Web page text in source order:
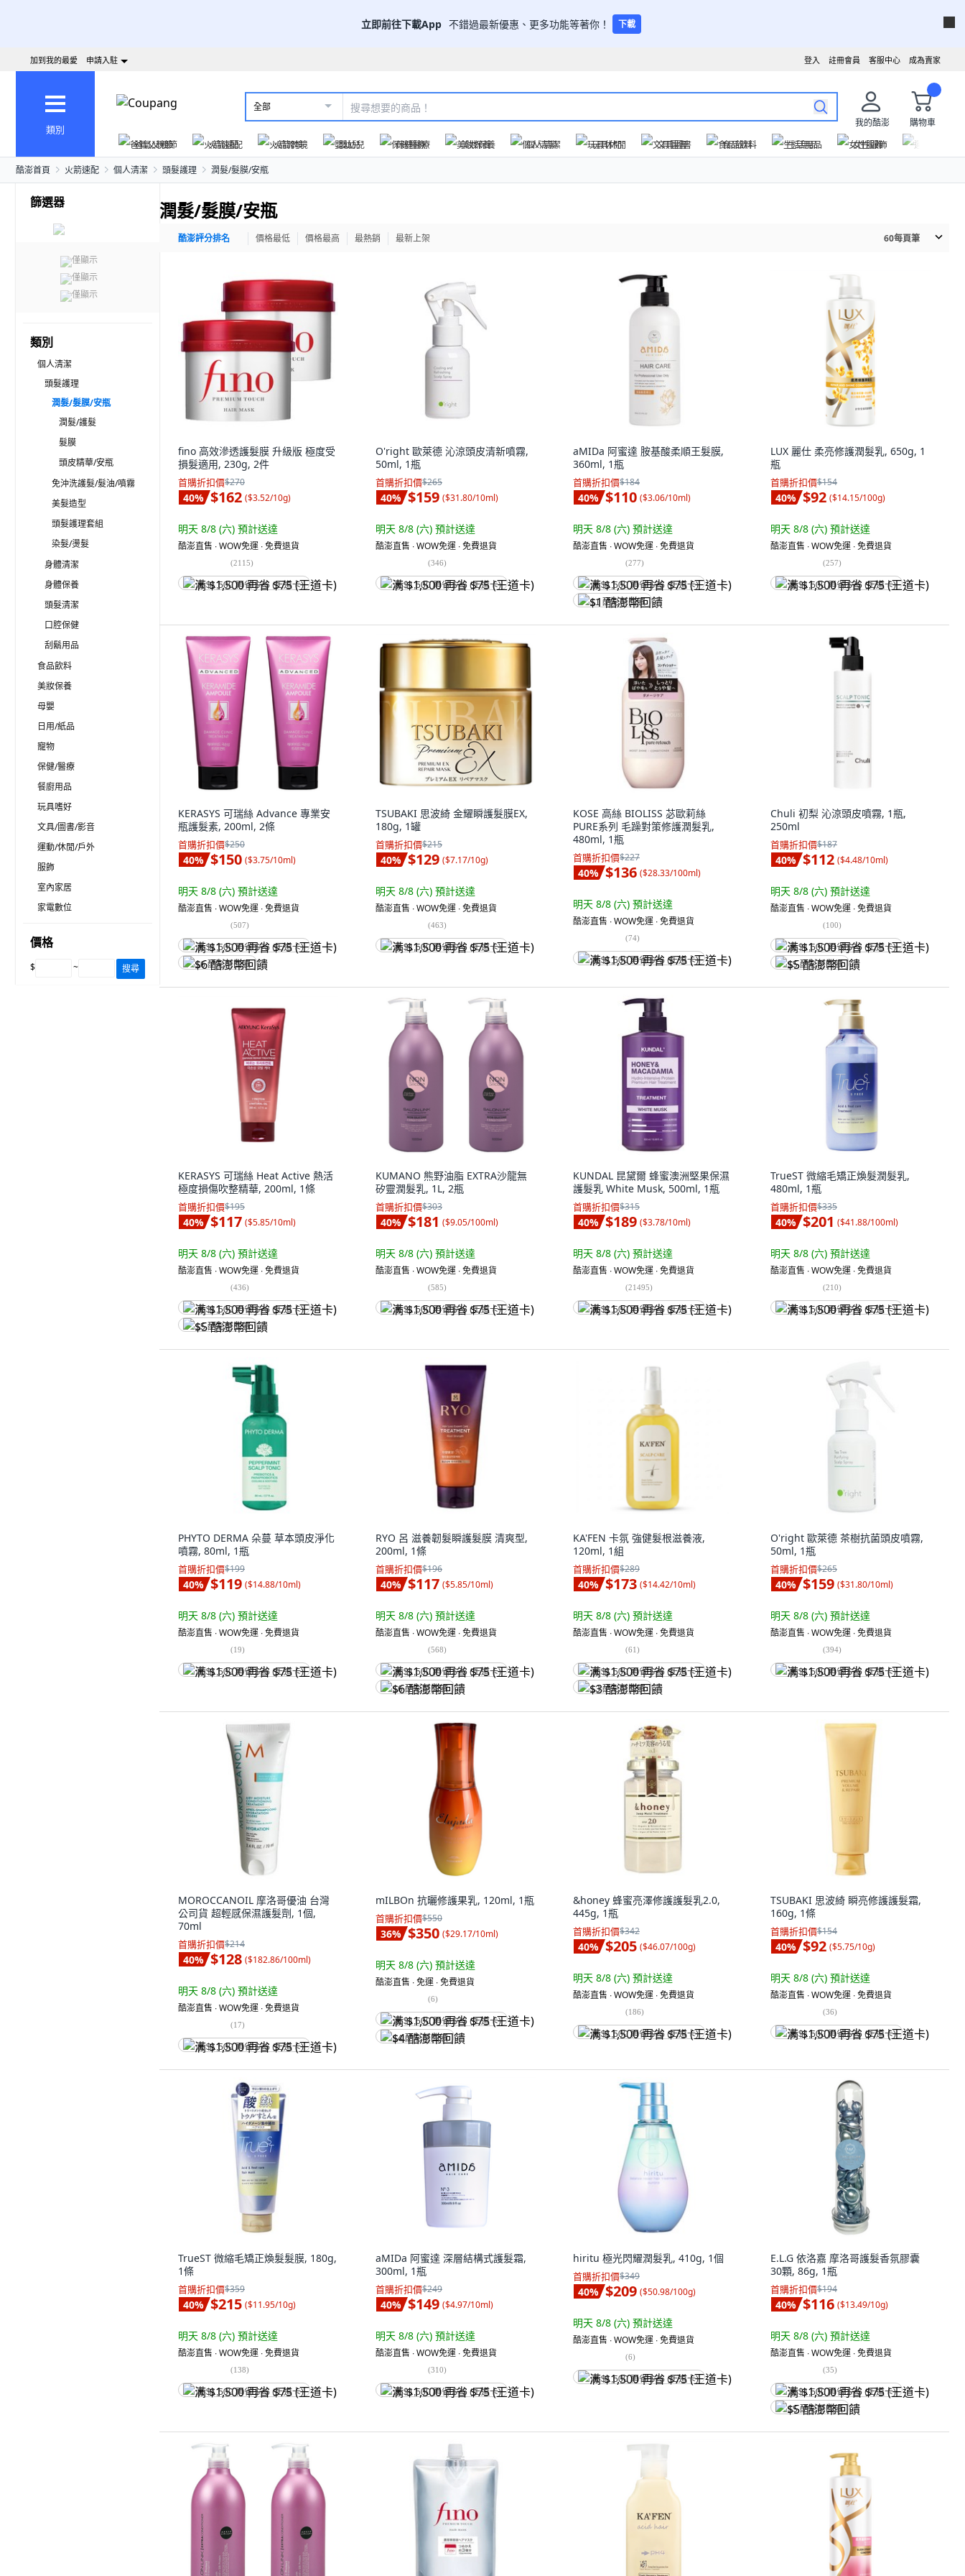
立即前往下載App 不錯過最新優惠、更多功能等著你！ 下載
成為賣家
客服中心
註冊會員
登入
加到我的最愛 申請入駐
類別
全部
我的酷澎
購物車
爸氣父親節
火箭速配 火箭跨境 嬰幼兒 保健醫療 美妝保養 個人清潔 玩具休閒 文具圖書 食品飲料 生活用品 女性服飾
酷澎首頁 火箭速配 個人清潔 頭髮護理 潤髮/髮膜/安瓶
篩選器
僅顯示
僅顯示
僅顯示
類別
個人清潔
頭髮護理
潤髮/髮膜/安瓶
潤髮/護髮
髮膜
頭皮精華/安瓶
免沖洗護髮/髮油/噴霧
美髮造型
頭髮護理‭套組
染髮/燙髮
身體清潔
身體保養
頭髮清潔
口腔保健
刮鬍用品
食品飲料
美妝保養
母嬰
日用/紙品
寵物
保健/醫療
餐廚用品
玩具嗜好
文具/圖書/影音
運動/休閒/戶外
服飾
室內家居
家電數位
價格
$ ~ 搜尋
潤髮/髮膜/安瓶
酷澎評分排名 價格最低 價格最高 最熱銷 最新上架 60每頁筆
fino 高效滲透護髮膜 升級版 極度受
損髮適用, 230g, 2件
首購折扣價$270
40% $162 ($3.52/10g)
明天 8/8 (六) 預計送達
酷澎直售 ∙ WOW免運 ∙ 免費退貨
(2115)
满 $1,500 再省 $75 (王道卡)
O'right 歐萊德 沁涼頭皮清新噴霧,
50ml, 1瓶
首購折扣價$265
40% $159 ($31.80/10ml)
明天 8/8 (六) 預計送達
酷澎直售 ∙ WOW免運 ∙ 免費退貨
(346)
满 $1,500 再省 $75 (王道卡)
aMIDa 阿蜜達 胺基酸柔順王髮膜,
360ml, 1瓶
首購折扣價$184
40% $110 ($3.06/10ml)
明天 8/8 (六) 預計送達
酷澎直售 ∙ WOW免運 ∙ 免費退貨
(277)
满 $1,500 再省 $75 (王道卡)
$1 酷澎幣回饋
LUX 麗仕 柔亮修護潤髮乳, 650g, 1
瓶
首購折扣價$154
40% $92 ($14.15/100g)
明天 8/8 (六) 預計送達
酷澎直售 ∙ WOW免運 ∙ 免費退貨
(257)
满 $1,500 再省 $75 (王道卡)
KERASYS 可瑞絲 Advance 專業安
瓶護髮素, 200ml, 2條
首購折扣價$250
40% $150 ($3.75/10ml)
明天 8/8 (六) 預計送達
酷澎直售 ∙ WOW免運 ∙ 免費退貨
(507)
满 $1,500 再省 $75 (王道卡)
$6 酷澎幣回饋
TSUBAKI 思波綺 金耀瞬護髮膜EX,
180g, 1罐
首購折扣價$215
40% $129 ($7.17/10g)
明天 8/8 (六) 預計送達
酷澎直售 ∙ WOW免運 ∙ 免費退貨
(463)
满 $1,500 再省 $75 (王道卡)
KOSE 高絲 BIOLISS 苾歐莉絲
PURE系列 毛躁對策修護潤髮乳,
480ml, 1瓶
首購折扣價$227
40% $136 ($28.33/100ml)
明天 8/8 (六) 預計送達
酷澎直售 ∙ WOW免運 ∙ 免費退貨
(74)
满 $1,500 再省 $75 (王道卡)
Chuli 初梨 沁涼頭皮噴霧, 1瓶,
250ml
首購折扣價$187
40% $112 ($4.48/10ml)
明天 8/8 (六) 預計送達
酷澎直售 ∙ WOW免運 ∙ 免費退貨
(100)
满 $1,500 再省 $75 (王道卡)
$5 酷澎幣回饋
KERASYS 可瑞絲 Heat Active 熱活
極度損傷吹整精華, 200ml, 1條
首購折扣價$195
40% $117 ($5.85/10ml)
明天 8/8 (六) 預計送達
酷澎直售 ∙ WOW免運 ∙ 免費退貨
(436)
满 $1,500 再省 $75 (王道卡)
$5 酷澎幣回饋
KUMANO 熊野油脂 EXTRA沙龍無
矽靈潤髮乳, 1L, 2瓶
首購折扣價$303
40% $181 ($9.05/100ml)
明天 8/8 (六) 預計送達
酷澎直售 ∙ WOW免運 ∙ 免費退貨
(585)
满 $1,500 再省 $75 (王道卡)
KUNDAL 昆黛爾 蜂蜜澳洲堅果保濕
護髮乳 White Musk, 500ml, 1瓶
首購折扣價$315
40% $189 ($3.78/10ml)
明天 8/8 (六) 預計送達
酷澎直售 ∙ WOW免運 ∙ 免費退貨
(21495)
满 $1,500 再省 $75 (王道卡)
TrueST 微縮毛矯正煥髮潤髮乳,
480ml, 1瓶
首購折扣價$335
40% $201 ($41.88/100ml)
明天 8/8 (六) 預計送達
酷澎直售 ∙ WOW免運 ∙ 免費退貨
(210)
满 $1,500 再省 $75 (王道卡)
PHYTO DERMA 朵蔓 草本頭皮淨化
噴霧, 80ml, 1瓶
首購折扣價$199
40% $119 ($14.88/10ml)
明天 8/8 (六) 預計送達
酷澎直售 ∙ WOW免運 ∙ 免費退貨
(19)
满 $1,500 再省 $75 (王道卡)
RYO 呂 滋養韌髮瞬護髮膜 清爽型,
200ml, 1條
首購折扣價$196
40% $117 ($5.85/10ml)
明天 8/8 (六) 預計送達
酷澎直售 ∙ WOW免運 ∙ 免費退貨
(568)
满 $1,500 再省 $75 (王道卡)
$6 酷澎幣回饋
KA'FEN 卡氛 強健髮根滋養液,
120ml, 1組
首購折扣價$289
40% $173 ($14.42/10ml)
明天 8/8 (六) 預計送達
酷澎直售 ∙ WOW免運 ∙ 免費退貨
(61)
满 $1,500 再省 $75 (王道卡)
$3 酷澎幣回饋
O'right 歐萊德 茶樹抗菌頭皮噴霧,
50ml, 1瓶
首購折扣價$265
40% $159 ($31.80/10ml)
明天 8/8 (六) 預計送達
酷澎直售 ∙ WOW免運 ∙ 免費退貨
(394)
满 $1,500 再省 $75 (王道卡)
MOROCCANOIL 摩洛哥優油 台灣
公司貨 超輕感保濕護髮劑, 1個,
70ml
首購折扣價$214
40% $128 ($182.86/100ml)
明天 8/8 (六) 預計送達
酷澎直售 ∙ WOW免運 ∙ 免費退貨
(17)
满 $1,500 再省 $75 (王道卡)
mILBOn 抗曬修護果乳, 120ml, 1瓶
首購折扣價$550
36% $350 ($29.17/10ml)
明天 8/8 (六) 預計送達
酷澎直售 ∙ 免運 ∙ 免費退貨
(6)
满 $1,500 再省 $75 (王道卡)
$4 酷澎幣回饋
&honey 蜂蜜亮澤修護護髮乳2.0,
445g, 1瓶
首購折扣價$342
40% $205 ($46.07/100g)
明天 8/8 (六) 預計送達
酷澎直售 ∙ WOW免運 ∙ 免費退貨
(186)
满 $1,500 再省 $75 (王道卡)
TSUBAKI 思波綺 瞬亮修護護髮霜,
160g, 1條
首購折扣價$154
40% $92 ($5.75/10g)
明天 8/8 (六) 預計送達
酷澎直售 ∙ WOW免運 ∙ 免費退貨
(36)
满 $1,500 再省 $75 (王道卡)
TrueST 微縮毛矯正煥髮髮膜, 180g,
1條
首購折扣價$359
40% $215 ($11.95/10g)
明天 8/8 (六) 預計送達
酷澎直售 ∙ WOW免運 ∙ 免費退貨
(138)
满 $1,500 再省 $75 (王道卡)
aMIDa 阿蜜達 深層結構式護髮霜,
300ml, 1瓶
首購折扣價$249
40% $149 ($4.97/10ml)
明天 8/8 (六) 預計送達
酷澎直售 ∙ WOW免運 ∙ 免費退貨
(310)
满 $1,500 再省 $75 (王道卡)
hiritu 極光閃耀潤髮乳, 410g, 1個
首購折扣價$349
40% $209 ($50.98/100g)
明天 8/8 (六) 預計送達
酷澎直售 ∙ WOW免運 ∙ 免費退貨
(6)
满 $1,500 再省 $75 (王道卡)
E.L.G 依洛嘉 摩洛哥護髮香氛膠囊
30顆, 86g, 1瓶
首購折扣價$194
40% $116 ($13.49/10g)
明天 8/8 (六) 預計送達
酷澎直售 ∙ WOW免運 ∙ 免費退貨
(35)
满 $1,500 再省 $75 (王道卡)
$5 酷澎幣回饋